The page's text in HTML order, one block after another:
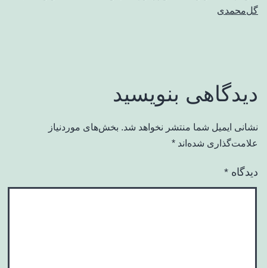
گل‌محمدی
دیدگاهی بنویسید
نشانی ایمیل شما منتشر نخواهد شد. بخش‌های موردنیاز
علامت‌گذاری شده‌اند *
دیدگاه *